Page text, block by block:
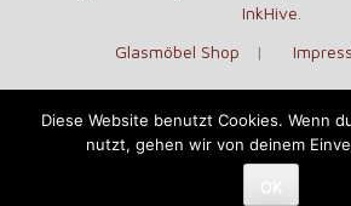
InkHive
Glasmöbel Shop
Über uns
Diese Website benutzt Cookies. Wenn
nutzt, gehen wir von deinem